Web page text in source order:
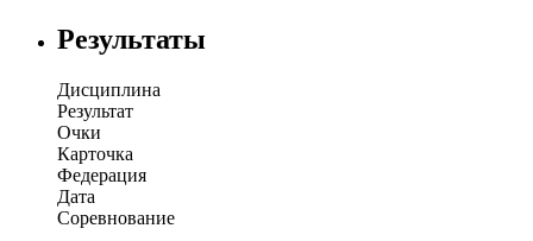
Результаты
Дисциплина
Результат
Очки
Карточка
Федерация
Дата
Соревнование